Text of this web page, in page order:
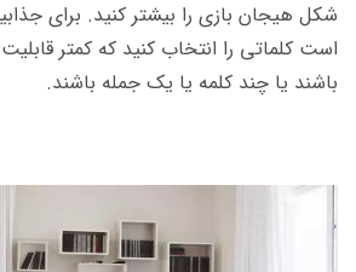
شکل هیجان بازی را بیشتر کنید. برای
است کلماتی را انتخاب کنید که کمتر
باشند یا چند کلمه یا یک جمله باشند.